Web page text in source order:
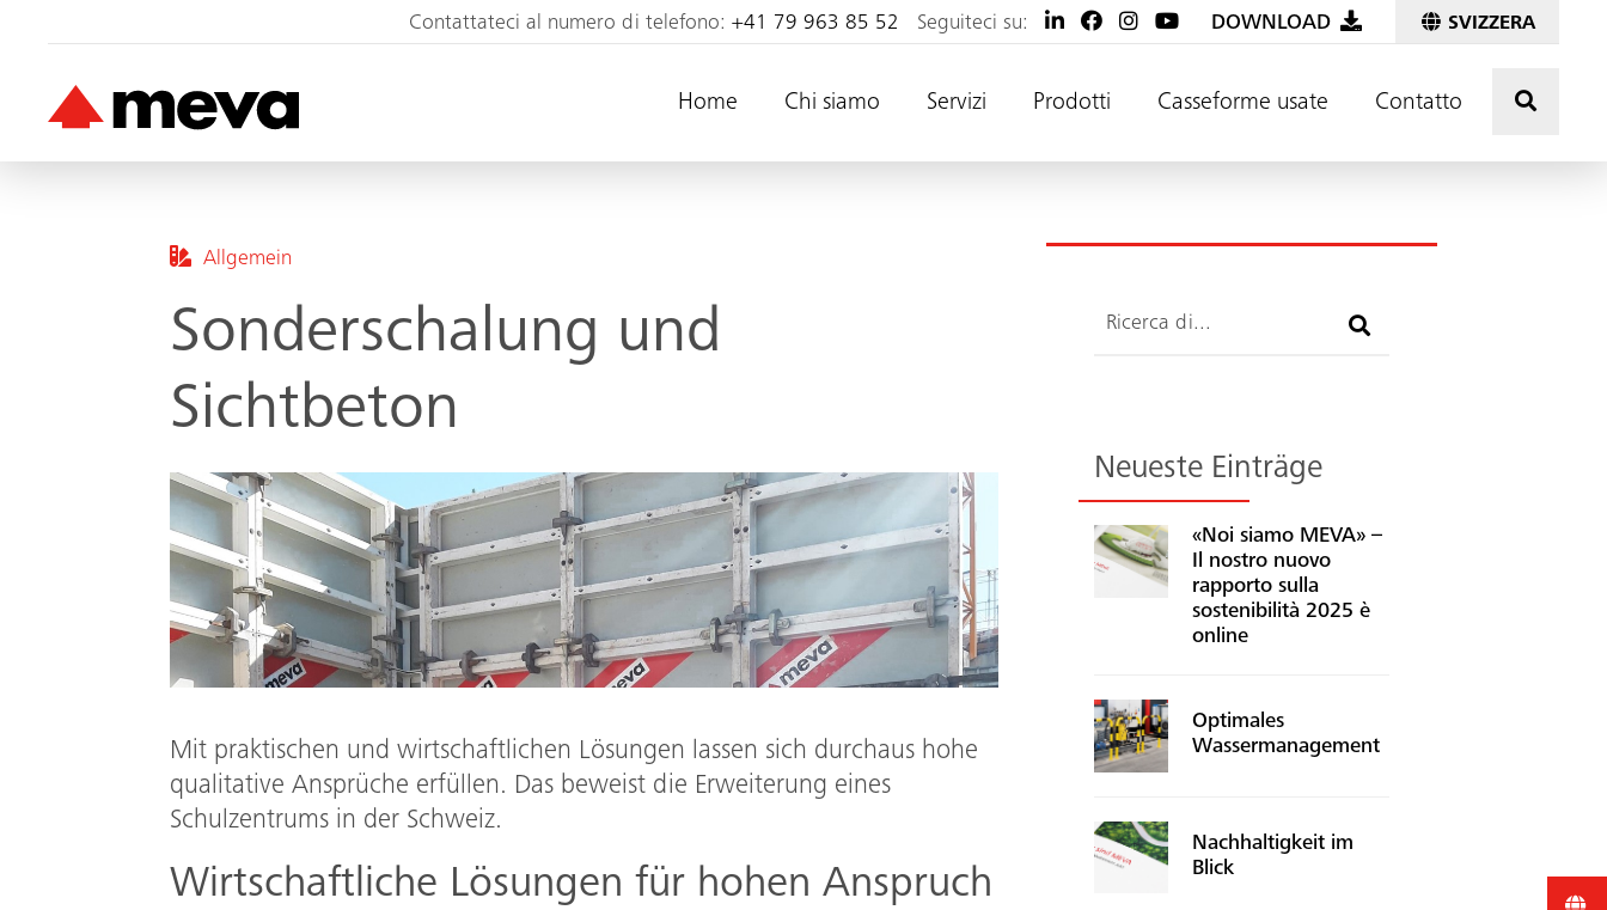
Contattateci al numero di telefono:+41 79 963 85 52 Seguiteci su: DOWNLOAD SVIZZERA
Home Chi siamo Servizi Prodotti Casseforme usate Contatto
Allgemein
Sonderschalung und
Sichtbeton
Mit praktischen und wirtschaftlichen Lösungen lassen sich durchaus hohe
qualitative Ansprüche erfüllen. Das beweist die Erweiterung eines
Schulzentrums in der Schweiz.
Wirtschaftliche Lösungen für hohen ­Anspruch
Ricerca
Neueste Einträge
«Noi siamo MEVA» –
Il nostro nuovo
rapporto sulla
sostenibilità 2025 è
online
Optimales
Wassermanagement
Nachhaltigkeit im
Blick